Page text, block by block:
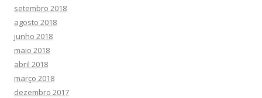
setembro 2018
agosto 2018
junho 2018
maio 2018
abril 2018
março 2018
dezembro 2017